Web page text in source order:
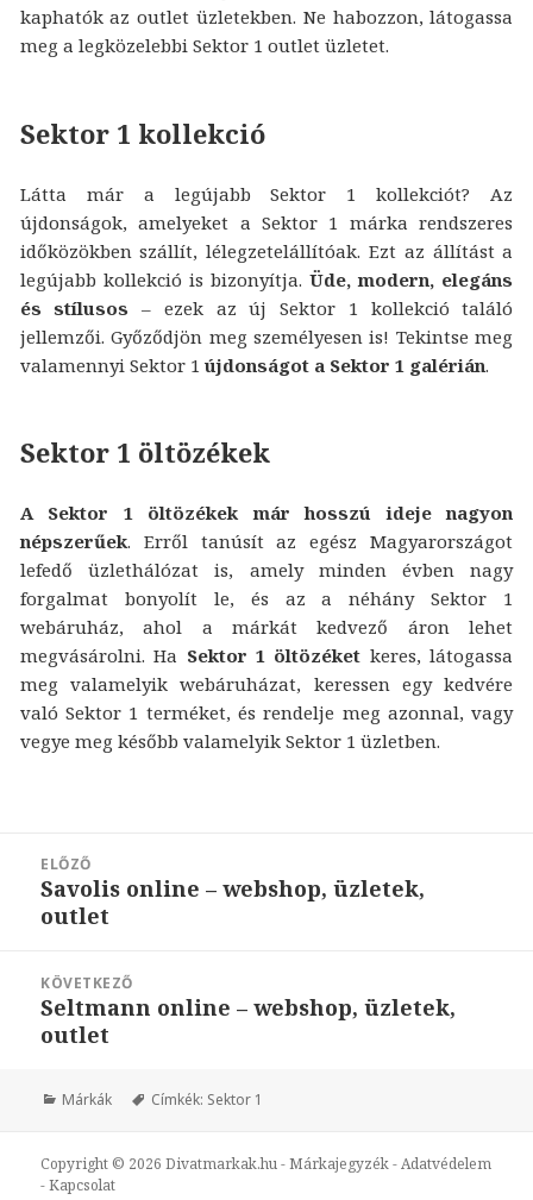
kaphatók az outlet üzletekben. Ne habozzon, látogassa
meg a legközelebbi Sektor 1 outlet üzletet.
Sektor 1 kollekció
Látta már a legújabb Sektor 1 kollekciót? Az
újdonságok, amelyeket a Sektor 1 márka rendszeres
időközökben szállít, lélegzetelállítóak. Ezt az állítást a
legújabb kollekció is bizonyítja.Üde, modern, elegáns
és stílusos – ezek az új Sektor 1 kollekció találó
jellemzői. Győződjön meg személyesen is! Tekintse meg
valamennyi Sektor 1 újdonságot a Sektor 1 galérián.
Sektor 1 öltözékek
A Sektor 1 öltözékek már hosszú ideje nagyon
népszerűek. Erről tanúsít az egész Magyarországot
lefedő üzlethálózat is, amely minden évben nagy
forgalmat bonyolít le, és az a néhány Sektor 1
webáruház, ahol a márkát kedvező áron lehet
megvásárolni. Ha Sektor 1 öltözéket keres, látogassa
meg valamelyik webáruházat, keressen egy kedvére
való Sektor 1 terméket, és rendelje meg azonnal, vagy
vegye meg később valamelyik Sektor 1 üzletben.
navigáció
ELŐZŐ
Korábbi
bejegyzések:
Savolis online – webshop, üzletek,
outlet
KÖVETKEZŐ
Következő
bejegyzések:
Seltmann online – webshop, üzletek,
outlet
Márkák Címkék: Sektor 1
Copyright © 2026Divatmarkak.hu-Márkajegyzék-Adatvédelem
-Kapcsolat